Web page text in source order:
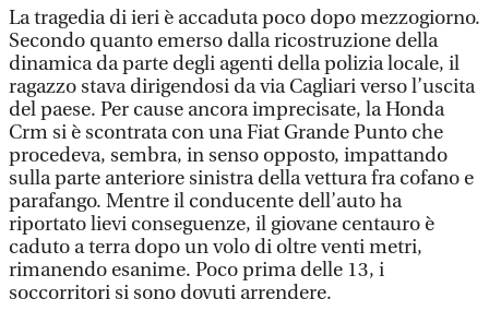
La tragedia di ieri è accaduta poco dopo mezzogiorno.
Secondo quanto emerso dalla ricostruzione della
dinamica da parte degli agenti della polizia locale, il
ragazzo stava dirigendosi da via Cagliari verso l’uscita
del paese. Per cause ancora imprecisate, la Honda
Crm si è scontrata con una Fiat Grande Punto che
procedeva, sembra, in senso opposto, impattando
sulla parte anteriore sinistra della vettura fra cofano e
parafango. Mentre il conducente dell’auto ha
riportato lievi conseguenze, il giovane centauro è
caduto a terra dopo un volo di oltre venti metri,
rimanendo esanime. Poco prima delle 13, i
soccorritori si sono dovuti arrendere.